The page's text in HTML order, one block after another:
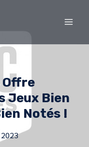
Offre
Jeux Bien
Notés !